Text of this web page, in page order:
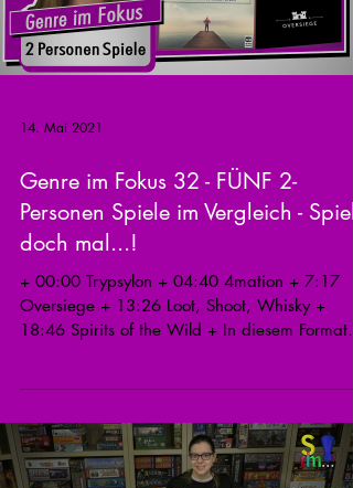
14. Mai 2021
Genre im Fokus 32 - FÜNF 2-
Personen Spiele im Vergleich - Spiel
doch mal...!
+ 00:00 Trypsylon + 04:40 4mation + 7:17
Oversiege + 13:26 Loot, Shoot, Whisky +
18:46 Spirits of the Wild + In diesem Format